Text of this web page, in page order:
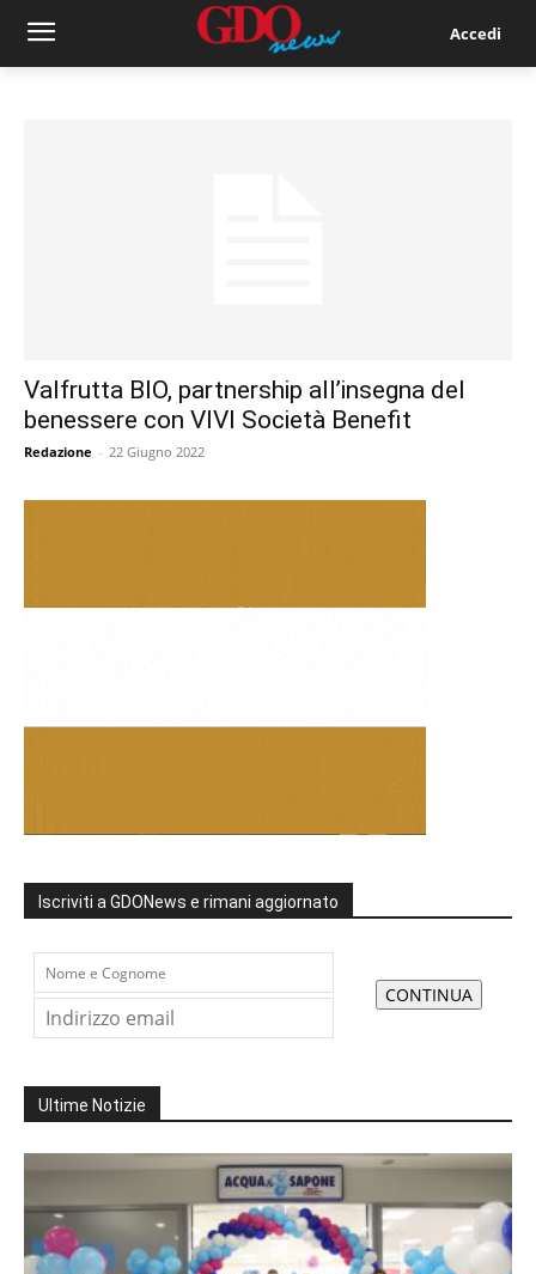
Accedi
Valfrutta BIO, partnership all’insegna del
benessere con VIVI Società Benefit
Redazione - 22 Giugno 2022
Iscriviti a GDONews e rimani aggiornato
Ultime Notizie